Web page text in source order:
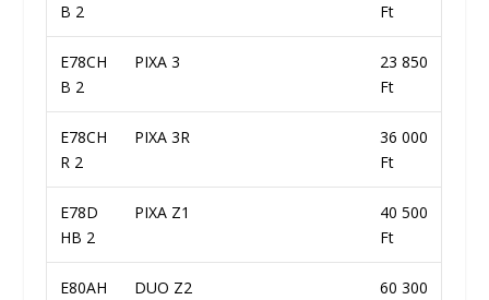
B 2
Ft
E78CH
B 2
PIXA 3
23 850
Ft
E78CH
R 2
PIXA 3R
36 000
Ft
E78D
HB 2
PIXA Z1
40 500
Ft
E80AH
DUO Z2
60 300